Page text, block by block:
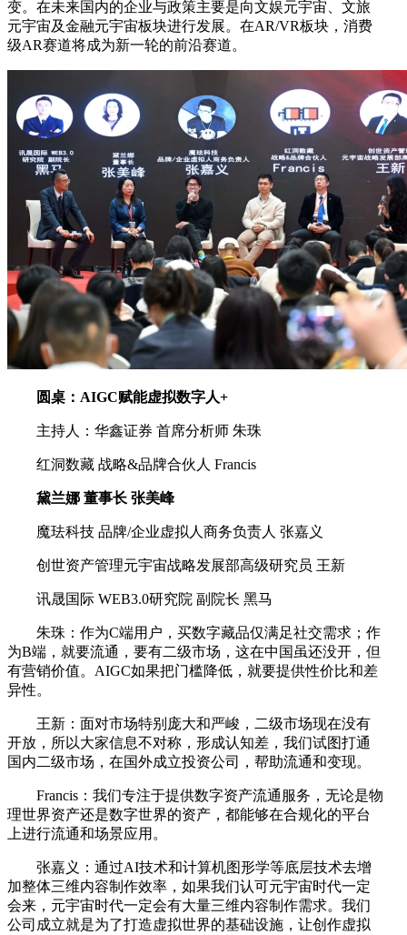
变。在未来国内的企业与政策主要是向文娱元宇宙、文旅
元宇宙及金融元宇宙板块进行发展。在AR/VR板块，消费
级AR赛道将成为新一轮的前沿赛道。
圆桌：AIGC赋能虚拟数字人+
主持人：华鑫证券 首席分析师 朱珠
红洞数藏 战略&品牌合伙人 Francis
黛兰娜 董事长 张美峰
魔珐科技 品牌/企业虚拟人商务负责人 张嘉义
创世资产管理元宇宙战略发展部高级研究员 王新
讯晟国际 WEB3.0研究院 副院长 黑马
朱珠：作为C端用户，买数字藏品仅满足社交需求；作
为B端，就要流通，要有二级市场，这在中国虽还没开，但
有营销价值。AIGC如果把门槛降低，就要提供性价比和差
异性。
王新：面对市场特别庞大和严峻，二级市场现在没有
开放，所以大家信息不对称，形成认知差，我们试图打通
国内二级市场，在国外成立投资公司，帮助流通和变现。
Francis：我们专注于提供数字资产流通服务，无论是物
理世界资产还是数字世界的资产，都能够在合规化的平台
上进行流通和场景应用。
张嘉义：通过AI技术和计算机图形学等底层技术去增
加整体三维内容制作效率，如果我们认可元宇宙时代一定
会来，元宇宙时代一定会有大量三维内容制作需求。我们
公司成立就是为了打造虚拟世界的基础设施，让创作虚拟